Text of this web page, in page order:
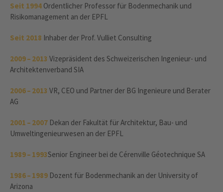
Seit 1994 Ordentlicher Professor für Bodenmechanik und
Risikomanagement an der EPFL
Seit 2018 Inhaber der Prof. Vulliet Consulting
2009 – 2013 Vizepräsident des Schweizerischen Ingenieur- und
Architektenverband SIA
2006 – 2013 VR, CEO und Partner der BG Ingenieure und Berater
AG
2001 – 2007 Dekan der Fakultät für Architektur, Bau- und
Umweltingenieurwesen an der EPFL
1989 – 1993Senior Engineer bei de Cérenville Géotechnique SA
1986 – 1989 Dozent für Bodenmechanik an der University of
Arizona